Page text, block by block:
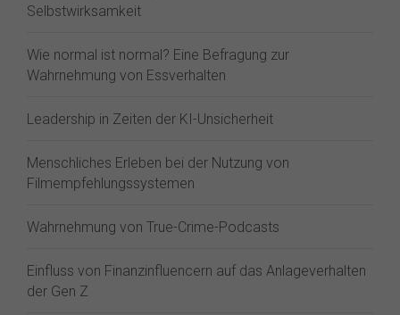
Selbstwirksamkeit
Wie normal ist normal? Eine Befragung zur
Wahrnehmung von Essverhalten
Leadership in Zeiten der KI-Unsicherheit
Menschliches Erleben bei der Nutzung von
Filmempfehlungssystemen
Wahrnehmung von True-Crime-Podcasts
Einfluss von Finanzinfluencern auf das Anlageverhalten
der Gen Z⁠